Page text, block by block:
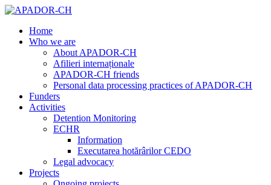
Home
Who we are
About APADOR-CH
Afilieri internaționale
APADOR-CH friends
Personal data processing practices of APADOR-CH
Funders
Activities
Detention Monitoring
ECHR
Information
Executarea hotărârilor CEDO
Legal advocacy
Projects